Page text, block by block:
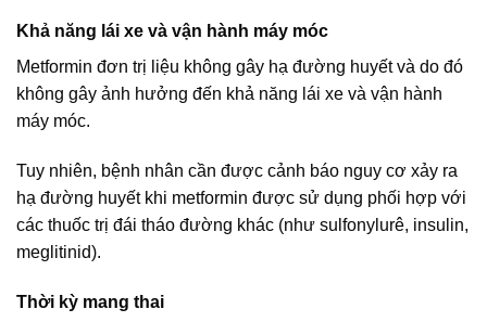
Khả năng lái xe và vận hành máy móc
Metformin đơn trị liệu không gây hạ đường huyết và do đó
không gây ảnh hưởng đến khả năng lái xe và vận hành
máy móc.
Tuy nhiên, bệnh nhân cần được cảnh báo nguy cơ xảy ra
hạ đường huyết khi metformin được sử dụng phối hợp với
các thuốc trị đái tháo đường khác (như sulfonylurê, insulin,
meglitinid).
Thời kỳ mang thai